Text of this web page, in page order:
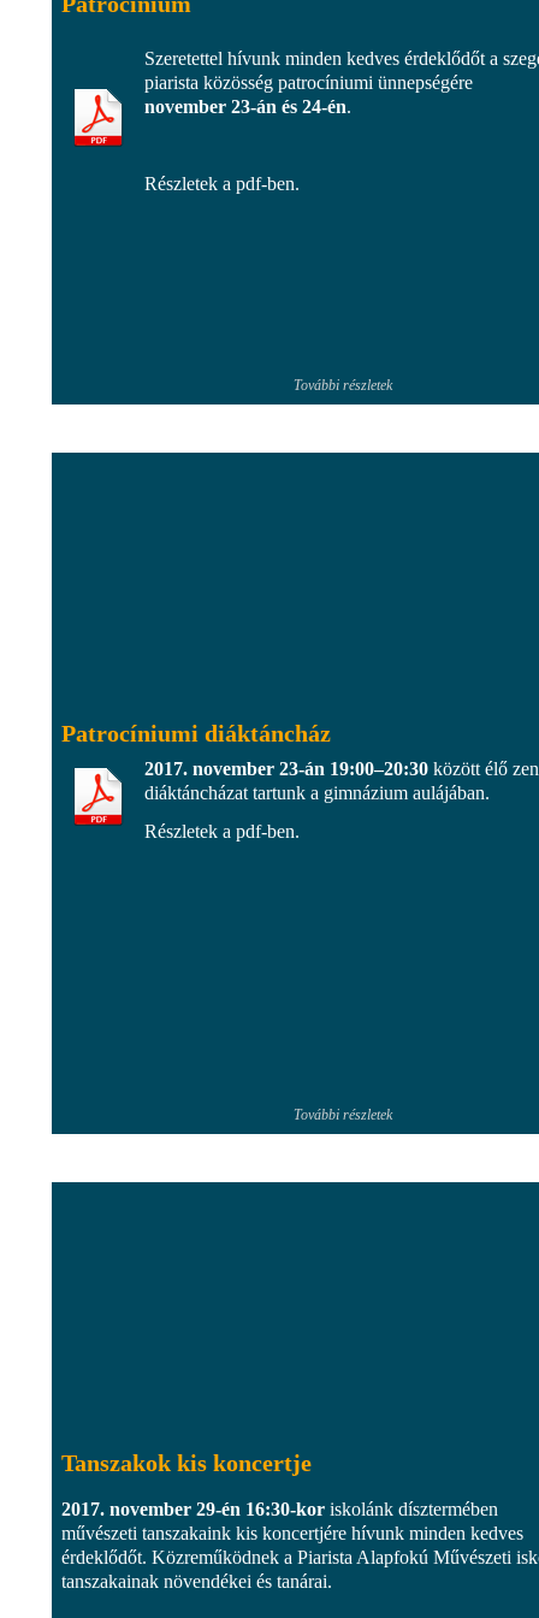
Szeretettel hívunk minden kedves érdeklődőt a
piarista közösség patrocíniumi ünnepségére
november 23-án és 24-én.
Részletek a pdf-ben.
További részletek
Patrocíniumi diáktáncház
2017. november 23-án 19:00–20:30 között élő
diáktáncházat tartunk a gimnázium aulájában.
Részletek a pdf-ben.
További részletek
Tanszakok kis koncertje
2017. november 29-én 16:30-kor iskolánk dísztermében
művészeti tanszakaink kis koncertjére hívunk minden kedves
érdeklődőt. Közreműködnek a Piarista Alapfokú Művészeti
tanszakainak növendékei és tanárai.